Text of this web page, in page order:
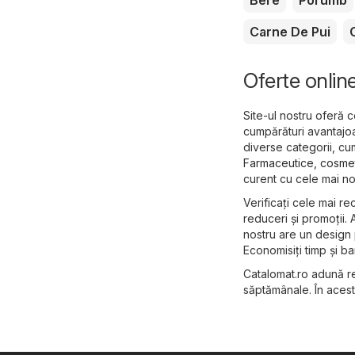
Carne De Pui
Oferte
Site-ul nostru oferă
cumpărături
diverse categorii,
Farmaceutice,
curent cu cele mai
Verificați cele mai
reduceri și promoții.
nostru are un
Economisiți timp și
Catalomat.ro adună
săptămânale. În